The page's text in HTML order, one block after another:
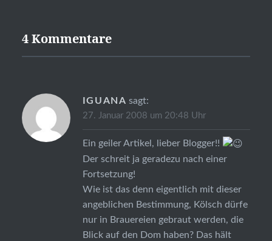
4 Kommentare
IGUANA sagt:
27. Januar 2008 um 20:48 Uhr
Ein geiler Artikel, lieber Blogger!!
Der schreit ja geradezu nach einer
Fortsetzung!
Wie ist das denn eigentlich mit dieser
angeblichen Bestimmung, Kölsch dürfe
nur in Brauereien gebraut werden, die
Blick auf den Dom haben? Das hält